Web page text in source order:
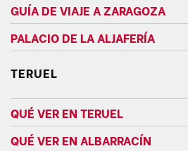
GUÍA DE VIAJE A ZARAGOZA
PALACIO DE LA ALJAFERÍA
TERUEL
QUÉ VER EN TERUEL
QUÉ VER EN ALBARRACÍN